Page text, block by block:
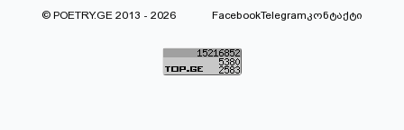
© POETRY.GE 2013 - 2026 FacebookTelegramკონტაქტი